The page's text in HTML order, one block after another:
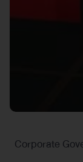
Corporate